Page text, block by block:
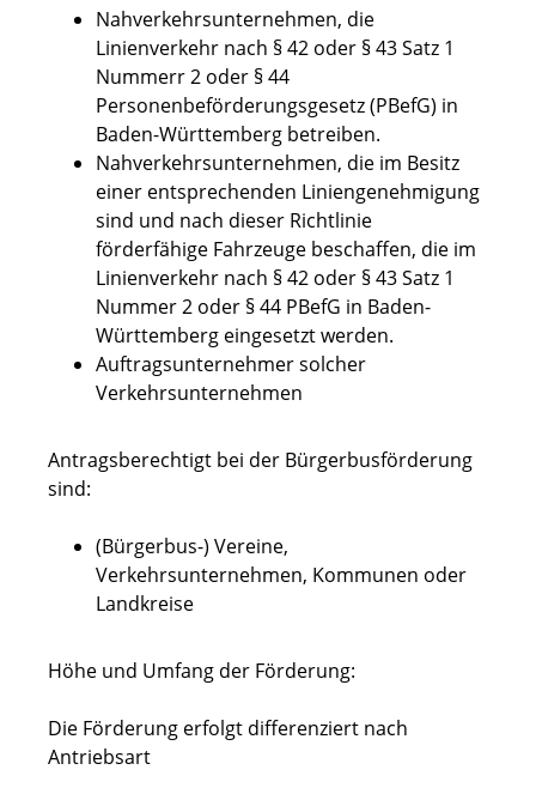
Nahverkehrsunternehmen, die
Linienverkehr nach § 42 oder § 43 Satz 1
Nummerr 2 oder § 44
Personenbeförderungsgesetz (PBefG) in
Baden-Württemberg betreiben.
Nahverkehrsunternehmen, die im Besitz
einer entsprechenden Liniengenehmigung
sind und nach dieser Richtlinie
förderfähige Fahrzeuge beschaffen, die im
Linienverkehr nach § 42 oder § 43 Satz 1
Nummer 2 oder § 44 PBefG in Baden-
Württemberg eingesetzt werden.
Auftragsunternehmer solcher
Verkehrsunternehmen
Antragsberechtigt bei der Bürgerbusförderung
sind:
(Bürgerbus-) Vereine,
Verkehrsunternehmen, Kommunen oder
Landkreise
Höhe und Umfang der Förderung:
Die Förderung erfolgt differenziert nach
Antriebsart